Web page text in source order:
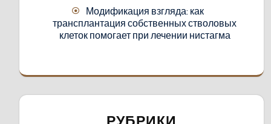
Модификация взгляда: как
трансплантация собственных стволовых
клеток помогает при лечении нистагма